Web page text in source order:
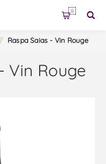
0
/ Raspa Saias - Vin Rouge
Vin Rouge